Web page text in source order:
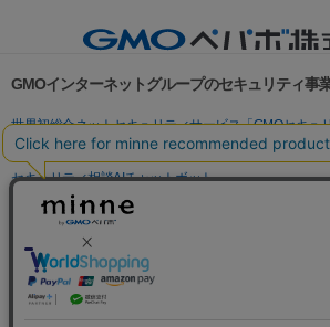
GMOインターネットグループのセキュリティ事
世界初総合ネットセキュリティサービス「GMOセキュ
パスワード漏洩診断
Webサイトリスク診断
セキュリティ相談AIチャットボット
実在証明・盗聴対策
サイバー攻撃対策（GMO Flatt Security）
セキュリティ事業の軌跡